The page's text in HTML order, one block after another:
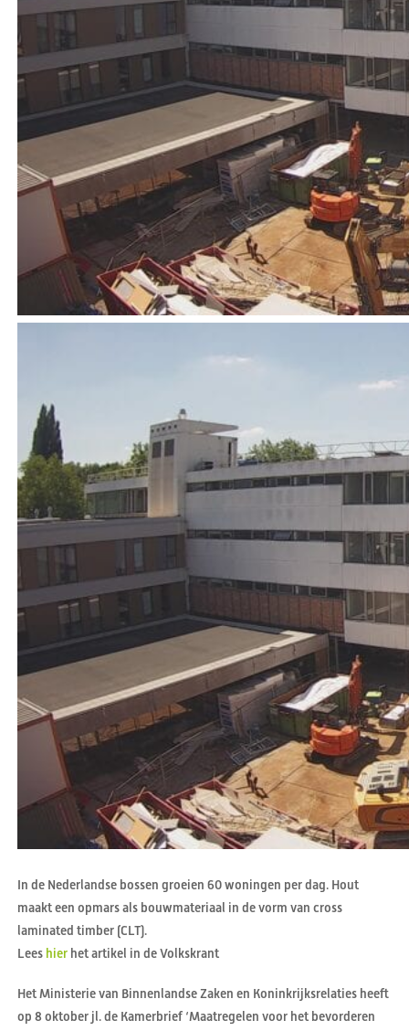
In de Nederlandse bossen groeien 60 woningen per dag. Hout
maakt een opmars als bouwmateriaal in de vorm van cross
laminated timber (CLT).
Lees hier het artikel in de Volkskrant
Het Ministerie van Binnenlandse Zaken en Koninkrijksrelaties heeft
op 8 oktober jl. de Kamerbrief ‘Maatregelen voor het bevorderen